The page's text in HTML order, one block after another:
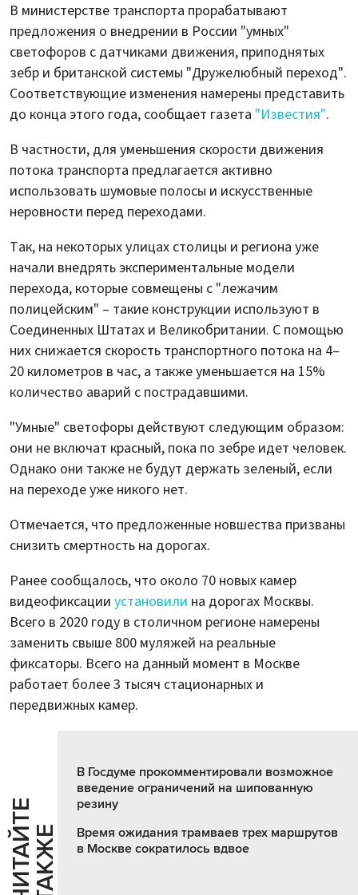
В министерстве транспорта прорабатывают
предложения о внедрении в России "умных"
светофоров с датчиками движения, приподнятых
зебр и британской системы "Дружелюбный переход".
Соответствующие изменения намерены представить
до конца этого года, сообщает газета "Известия".
В частности, для уменьшения скорости движения
потока транспорта предлагается активно
использовать шумовые полосы и искусственные
неровности перед переходами.
Так, на некоторых улицах столицы и региона уже
начали внедрять экспериментальные модели
перехода, которые совмещены с "лежачим
полицейским" – такие конструкции используют в
Соединенных Штатах и Великобритании. С помощью
них снижается скорость транспортного потока на 4–
20 километров в час, а также уменьшается на 15%
количество аварий с пострадавшими.
"Умные" светофоры действуют следующим образом:
они не включат красный, пока по зебре идет человек.
Однако они также не будут держать зеленый, если
на переходе уже никого нет.
Отмечается, что предложенные новшества призваны
снизить смертность на дорогах.
Ранее сообщалось, что около 70 новых камер
видеофиксации установили на дорогах Москвы.
Всего в 2020 году в столичном регионе намерены
заменить свыше 800 муляжей на реальные
фиксаторы. Всего на данный момент в Москве
работает более 3 тысяч стационарных и
передвижных камер.
Ч
И
Т
АЙ
Т
Е
Т
А
К
ЖЕ
В Госдуме прокомментировали возможное
введение ограничений на шипованную
резину
Время ожидания трамваев трех маршрутов
в Москве сократилось вдвое